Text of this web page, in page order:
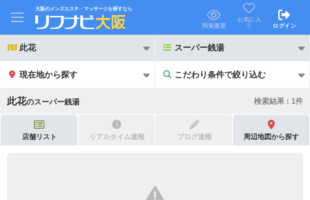
大阪のメンズエステ・マッサージを探すなら
閲覧履歴
お気に入
り
ログイン
此花 スーパー銭湯
現在地から探す こだわり条件で絞り込む
こだわり条件で絞り込む
此花のスーパー銭湯 検索結果 : 1件
店舗リスト リアルタイム速報 ブログ速報 周辺地図から探す